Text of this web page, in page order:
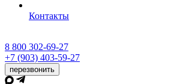
Контакты
8 800 302-69-27
+7 (903) 403-59-27
перезвонить